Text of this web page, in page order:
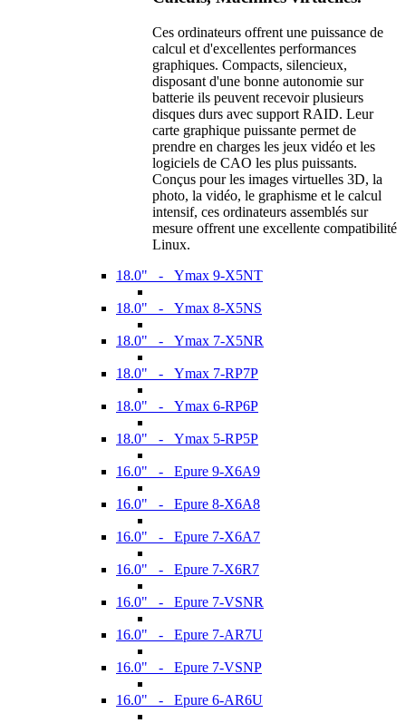
Ces ordinateurs offrent une puissance de
calcul et d'excellentes performances
graphiques. Compacts, silencieux,
disposant d'une bonne autonomie sur
batterie ils peuvent recevoir plusieurs
disques durs avec support RAID. Leur
carte graphique puissante permet de
prendre en charges les jeux vidéo et les
logiciels de CAO les plus puissants.
Conçus pour les images virtuelles 3D, la
photo, la vidéo, le graphisme et le calcul
intensif, ces ordinateurs assemblés sur
mesure offrent une excellente compatibilité
Linux.
18.0" - Ymax 9-X5NT
18.0" - Ymax 8-X5NS
18.0" - Ymax 7-X5NR
18.0" - Ymax 7-RP7P
18.0" - Ymax 6-RP6P
18.0" - Ymax 5-RP5P
16.0" - Epure 9-X6A9
16.0" - Epure 8-X6A8
16.0" - Epure 7-X6A7
16.0" - Epure 7-X6R7
16.0" - Epure 7-VSNR
16.0" - Epure 7-AR7U
16.0" - Epure 7-VSNP
16.0" - Epure 6-AR6U